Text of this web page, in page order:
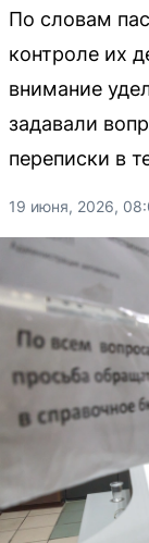
По словам
контроле их
внимание
задавали
переписки в
19 июня, 2026,